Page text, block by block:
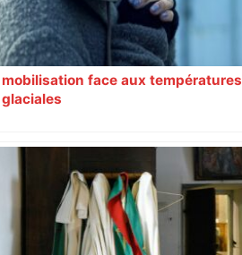
mobilisation face aux températures
glaciales